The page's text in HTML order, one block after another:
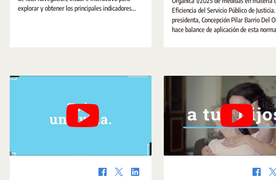
explorar y obtener los principales indicadores
Eficiencia del Servicio Público de
presidenta, Concepción Pilar Barrio Del
hace balance de aplicación de esta